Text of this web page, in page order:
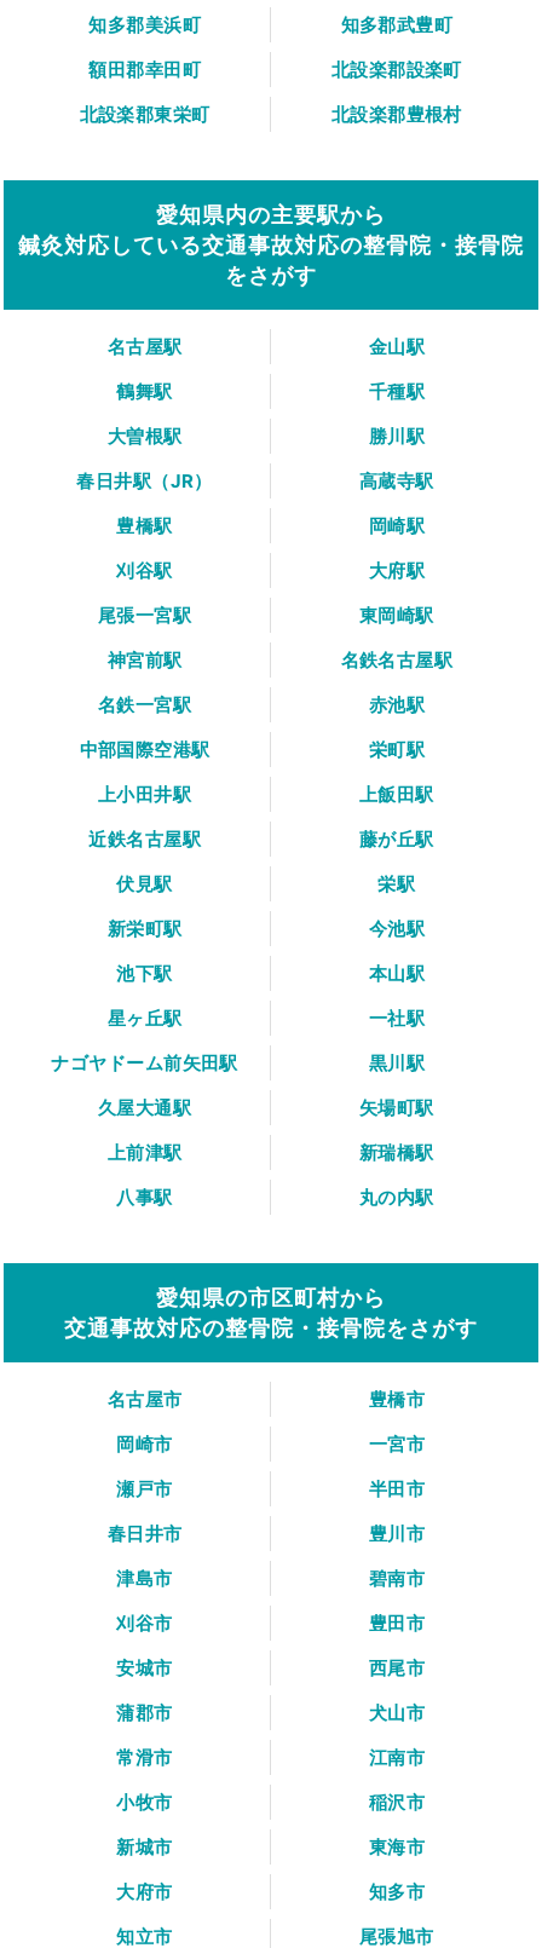
知多郡美浜町
知多郡武豊町
額田郡幸田町
北設楽郡設楽町
北設楽郡東栄町
北設楽郡豊根村
愛知県内の主要駅から
鍼灸対応している交通事故対応の整骨院・接骨院
をさがす
名古屋駅
金山駅
鶴舞駅
千種駅
大曽根駅
勝川駅
春日井駅（JR）
高蔵寺駅
豊橋駅
岡崎駅
刈谷駅
大府駅
尾張一宮駅
東岡崎駅
神宮前駅
名鉄名古屋駅
名鉄一宮駅
赤池駅
中部国際空港駅
栄町駅
上小田井駅
上飯田駅
近鉄名古屋駅
藤が丘駅
伏見駅
栄駅
新栄町駅
今池駅
池下駅
本山駅
星ヶ丘駅
一社駅
ナゴヤドーム前矢田駅
黒川駅
久屋大通駅
矢場町駅
上前津駅
新瑞橋駅
八事駅
丸の内駅
愛知県の市区町村から
交通事故対応の整骨院・接骨院をさがす
名古屋市
豊橋市
岡崎市
一宮市
瀬戸市
半田市
春日井市
豊川市
津島市
碧南市
刈谷市
豊田市
安城市
西尾市
蒲郡市
犬山市
常滑市
江南市
小牧市
稲沢市
新城市
東海市
大府市
知多市
知立市
尾張旭市